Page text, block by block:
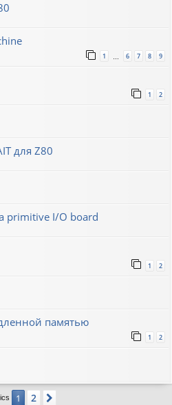
1 … 6 7 8 9
1 2
для Z80
primitive I/O board
1 2
памятью
1 2
1 2